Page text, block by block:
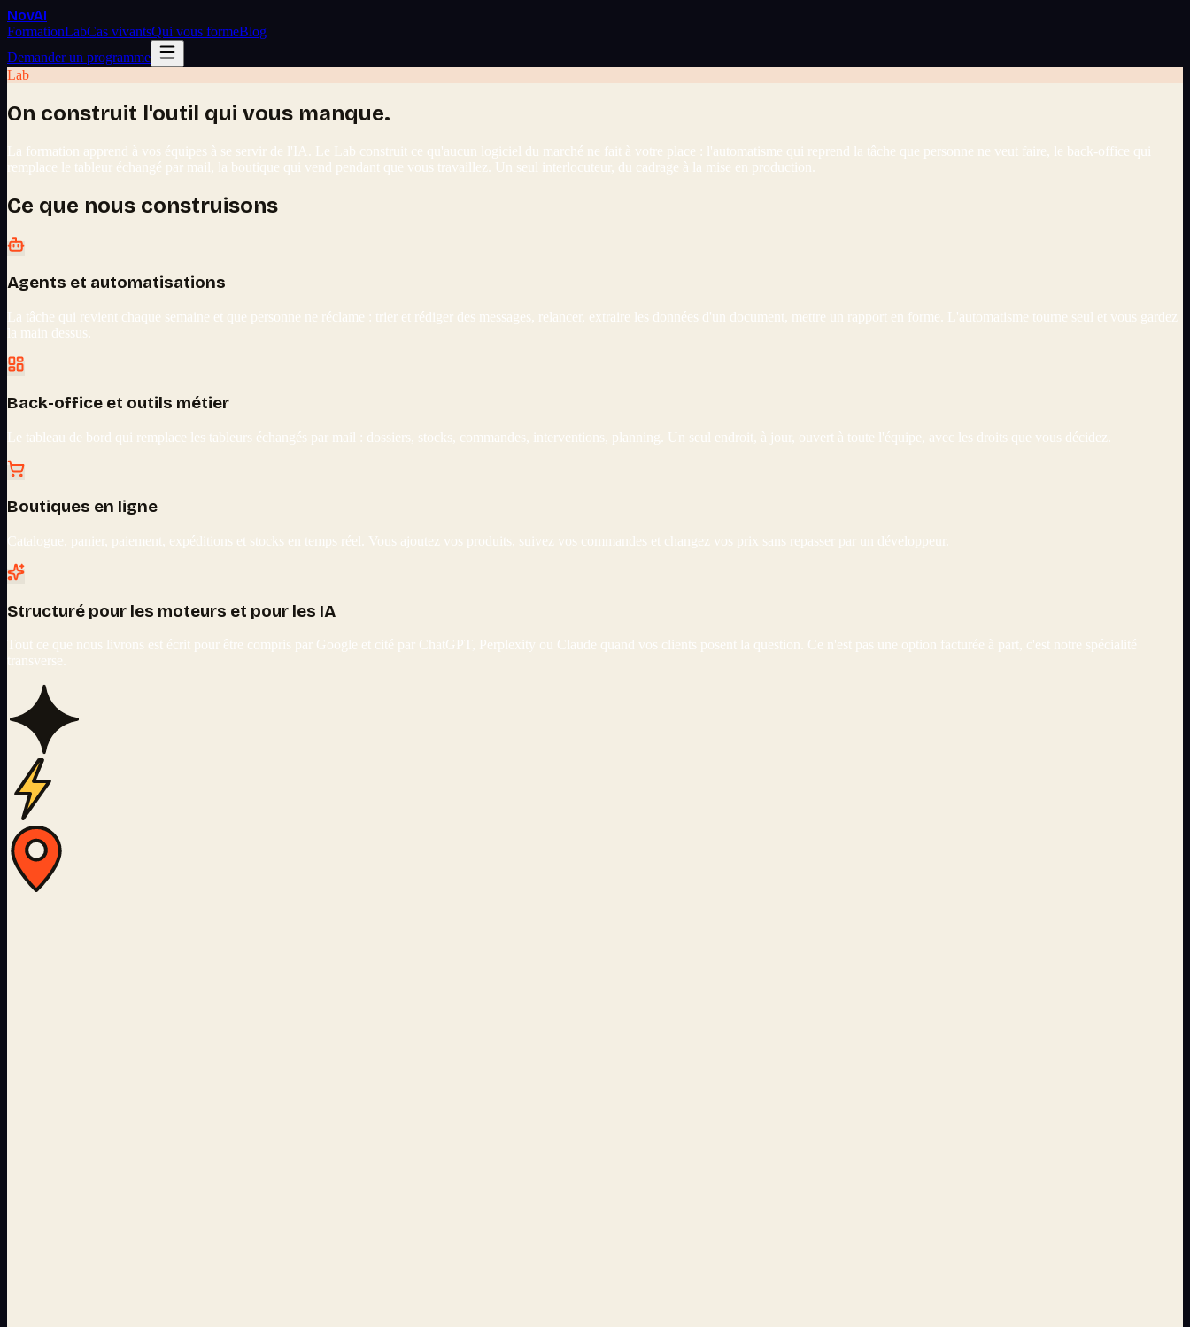
NovAI
FormationLabCas vivantsQui vous formeBlog
Demander un programme
Lab
On construit l'outil qui vous manque.
La formation apprend à vos équipes à se servir de l'IA. Le Lab construit ce qu'aucun logiciel du marché ne fait à votre place : l'automatisme qui reprend la tâche que personne ne veut faire, le back-office qui
remplace le tableur échangé par mail, la boutique qui vend pendant que vous travaillez. Un seul interlocuteur, du cadrage à la mise en production.
Ce que nous construisons
Agents et automatisations
La tâche qui revient chaque semaine et que personne ne réclame : trier et rédiger des messages, relancer, extraire les données d'un document, mettre un rapport en forme. L'automatisme tourne seul et vous gardez
la main dessus.
Back-office et outils métier
Le tableau de bord qui remplace les tableurs échangés par mail : dossiers, stocks, commandes, interventions, planning. Un seul endroit, à jour, ouvert à toute l'équipe, avec les droits que vous décidez.
Boutiques en ligne
Catalogue, panier, paiement, expéditions et stocks en temps réel. Vous ajoutez vos produits, suivez vos commandes et changez vos prix sans repasser par un développeur.
Structuré pour les moteurs et pour les IA
Tout ce que nous livrons est écrit pour être compris par Google et cité par ChatGPT, Perplexity ou Claude quand vos clients posent la question. Ce n'est pas une option facturée à part, c'est notre spécialité
transverse.